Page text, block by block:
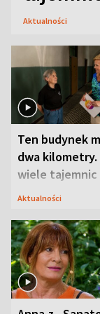
Aktualności
Ten budynek
dwa kilometry.
wiele tajemnic
Aktualności